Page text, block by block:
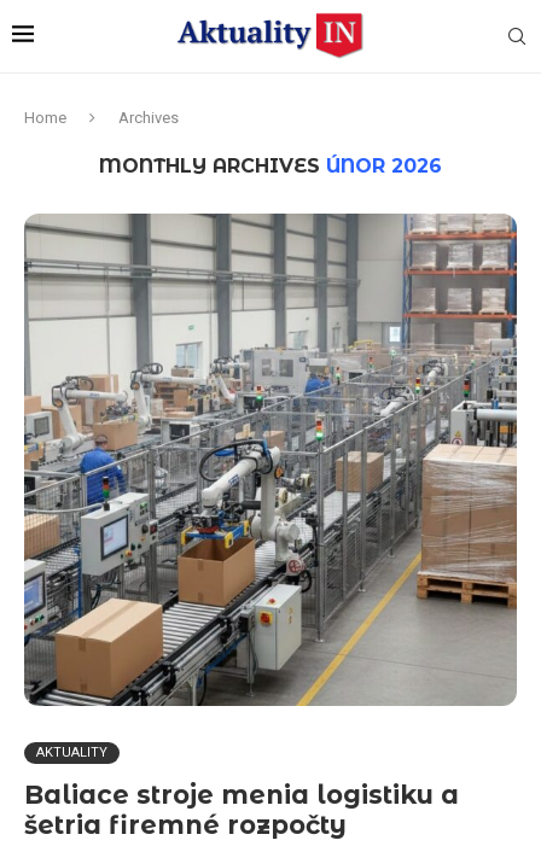
Home Archives
MONTHLY ARCHIVES ÚNOR 2026
AKTUALITY
Baliace stroje menia logistiku a
šetria firemné rozpočty